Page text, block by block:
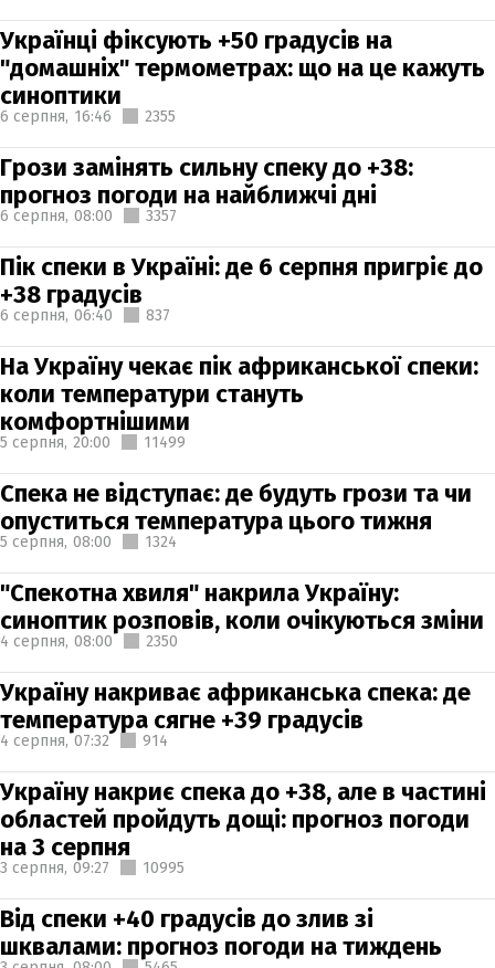
Українці фіксують +50 градусів на
"домашніх" термометрах: що на це кажуть
синоптики
6 серпня, 16:46 2355
Грози замінять сильну спеку до +38:
прогноз погоди на найближчі дні
6 серпня, 08:00 3357
Пік спеки в Україні: де 6 серпня пригріє до
+38 градусів
6 серпня, 06:40 837
На Україну чекає пік африканської спеки:
коли температури стануть
комфортнішими
5 серпня, 20:00 11499
Спека не відступає: де будуть грози та чи
опуститься температура цього тижня
5 серпня, 08:00 1324
"Спекотна хвиля" накрила Україну:
синоптик розповів, коли очікуються зміни
4 серпня, 08:00 2350
Україну накриває африканська спека: де
температура сягне +39 градусів
4 серпня, 07:32 914
Україну накриє спека до +38, але в частині
областей пройдуть дощі: прогноз погоди
на 3 серпня
3 серпня, 09:27 10995
Від спеки +40 градусів до злив зі
шквалами: прогноз погоди на тиждень